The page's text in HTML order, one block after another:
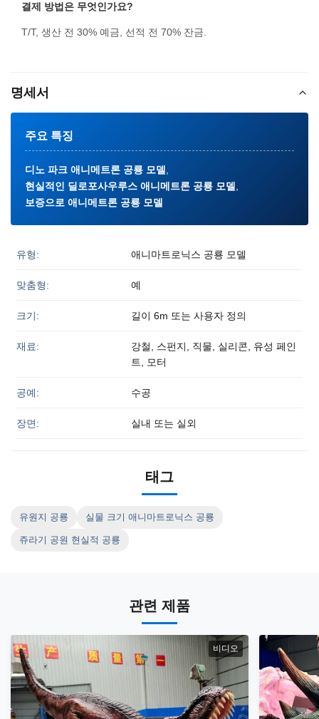
결제 방법은 무엇인가요?
T/T, 생산 전 30% 예금, 선적 전 70% 잔금.
명세서
주요 특징
디노 파크 애니메트론 공룡 모델
현실적인 딜로포사우루스 애니메트론 공룡 모델
보증으로 애니메트론 공룡 모델
유형: 애니마트로닉스 공룡 모델
맞춤형: 예
크기: 길이 6m 또는 사용자 정의
재료:
강철, 스펀지, 직물, 실리콘, 유성 페인
트, 모터
공예: 수공
장면: 실내 또는 실외
태그
유원지 공룡 실물 크기 애니마트로닉스 공룡
쥬라기 공원 현실적 공룡
관련 제품
비디오